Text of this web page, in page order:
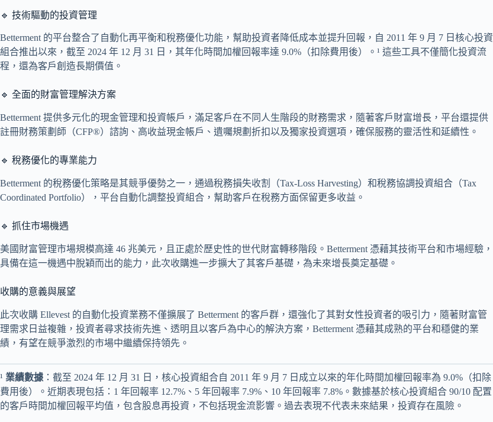
🔹 技術驅動的投資管理
Betterment 的平台整合了自動化再平衡和稅務優化功能，幫助投資者降低成本並提升回報，自 2011 年 9 月 7 日核心投資
組合推出以來，截至 2024 年 12 月 31 日，其年化時間加權回報率達 9.0%（扣除費用後）。¹ 這些工具不僅簡化投資流
程，還為客戶創造長期價值。
🔹 全面的財富管理解決方案
Betterment 提供多元化的現金管理和投資帳戶，滿足客戶在不同人生階段的財務需求，隨著客戶財富增長，平台還提供
註冊財務策劃師（CFP®）諮詢、高收益現金帳戶、遺囑規劃折扣以及獨家投資選項，確保服務的靈活性和延續性。
🔹 稅務優化的專業能力
Betterment 的稅務優化策略是其競爭優勢之一，通過稅務損失收割（Tax-Loss Harvesting）和稅務協調投資組合（Tax
Coordinated Portfolio），平台自動化調整投資組合，幫助客戶在稅務方面保留更多收益。
🔹 抓住市場機遇
美國財富管理市場規模高達 46 兆美元，且正處於歷史性的世代財富轉移階段。Betterment 憑藉其技術平台和市場經驗，
具備在這一機遇中脫穎而出的能力，此次收購進一步擴大了其客戶基礎，為未來增長奠定基礎。
收購的意義與展望
此次收購 Ellevest 的自動化投資業務不僅擴展了 Betterment 的客戶群，還強化了其對女性投資者的吸引力，隨著財富管
理需求日益複雜，投資者尋求技術先進、透明且以客戶為中心的解決方案，Betterment 憑藉其成熟的平台和穩健的業
績，有望在競爭激烈的市場中繼續保持領先。
¹ 業績數據 ：截至 2024 年 12 月 31 日，核心投資組合自 2011 年 9 月 7 日成立以來的年化時間加權回報率為 9.0%（扣除
費用後）。近期表現包括：1 年回報率 12.7%、5 年回報率 7.9%、10 年回報率 7.8%。數據基於核心投資組合 90/10 配置
的客戶時間加權回報平均值，包含股息再投資，不包括現金流影響。過去表現不代表未來結果，投資存在風險。